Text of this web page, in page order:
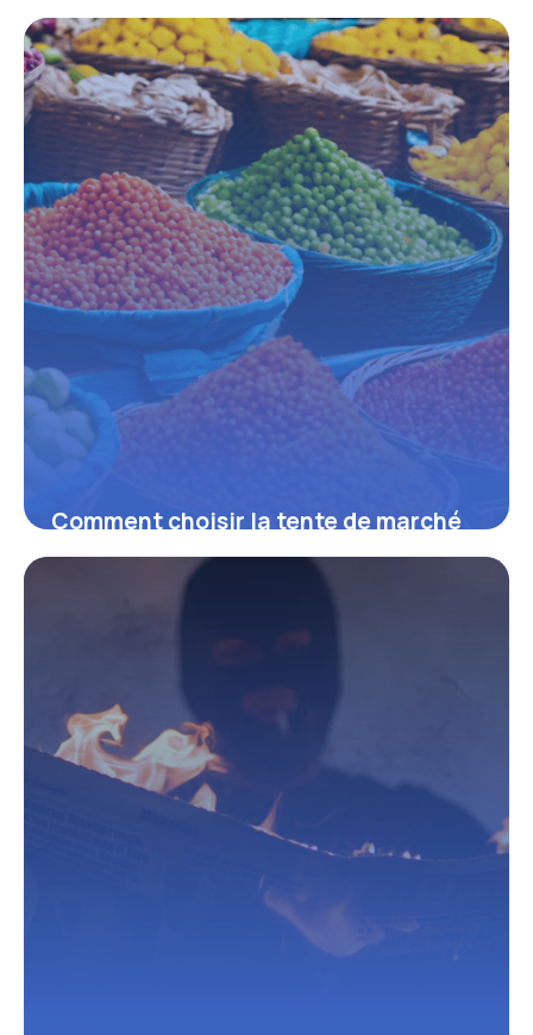
comité d’entreprise au sein du groupe
16 juin 2026
Comment choisir la tente de marché
idéale pour développer son activité
sur les foires et marchés